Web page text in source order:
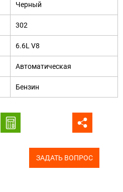
Черный
302
6.6L V8
Автоматическая
Бензин
ЗАДАТЬ ВОПРОС